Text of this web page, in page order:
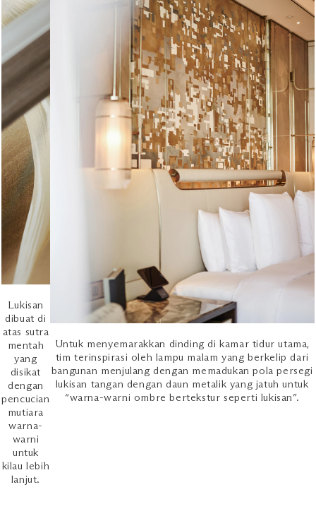
Lukisan
dibuat di
atas sutra
mentah
yang
disikat
dengan
pencucian
mutiara
warna-
warni
untuk
kilau lebih
lanjut.
Untuk menyemarakkan dinding di kamar tidur utama,
tim terinspirasi oleh lampu malam yang berkelip dari
bangunan menjulang dengan memadukan pola persegi
lukisan tangan dengan daun metalik yang jatuh untuk
“warna-warni ombre bertekstur seperti lukisan”.